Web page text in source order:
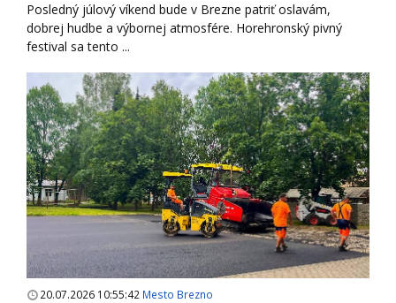
Posledný júlový víkend bude v Brezne patriť oslavám,
dobrej hudbe a výbornej atmosfére. Horehronský pivný
festival sa tento ...
20.07.2026 10:55:42 Mesto Brezno